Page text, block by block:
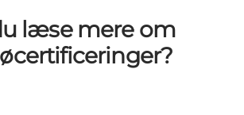
læse mere om